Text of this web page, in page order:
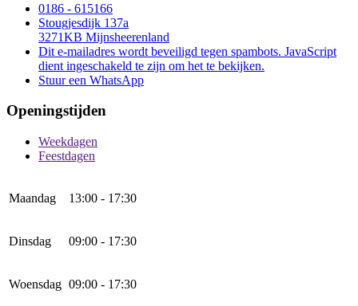
0186 - 615166
Stougjesdijk 137a
3271KB Mijnsheerenland
Dit e-mailadres wordt beveiligd tegen spambots. JavaScript
dient ingeschakeld te zijn om het te bekijken.
Stuur een WhatsApp
Openingstijden
Weekdagen
Feestdagen
Maandag 13:00 - 17:30
Dinsdag 09:00 - 17:30
Woensdag 09:00 - 17:30